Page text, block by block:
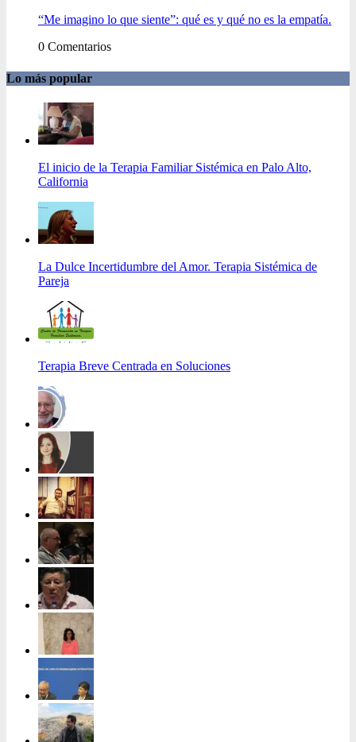
“Me imagino lo que siente”: qué es y qué no es la empatía.
0 Comentarios
Lo más popular
El inicio de la Terapia Familiar Sistémica en Palo Alto,
California
La Dulce Incertidumbre del Amor. Terapia Sistémica de
Pareja
Terapia Breve Centrada en Soluciones